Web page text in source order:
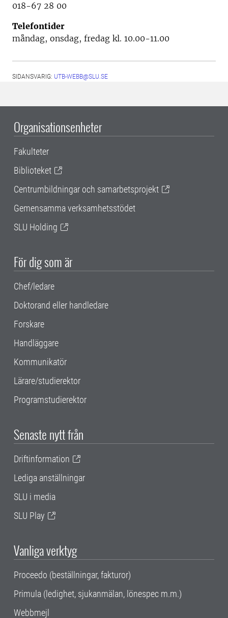
018-67 28 00
Telefontider
måndag, onsdag, fredag kl. 10.00-11.00
SIDANSVARIG: UTB-WEBB@SLU.SE
Organisationsenheter
Fakulteter
Biblioteket
Centrumbildningar och samarbetsprojekt
Gemensamma verksamhetsstödet
SLU Holding
För dig som är
Chef/ledare
Doktorand eller handledare
Forskare
Handläggare
Kommunikatör
Lärare/studierektor
Programstudierektor
Senaste nytt från
Driftinformation
Lediga anställningar
SLU i media
SLU Play
Vanliga verktyg
Proceedo (beställningar, fakturor)
Primula (ledighet, sjukanmälan, lönespec m.m.)
Webbmejl